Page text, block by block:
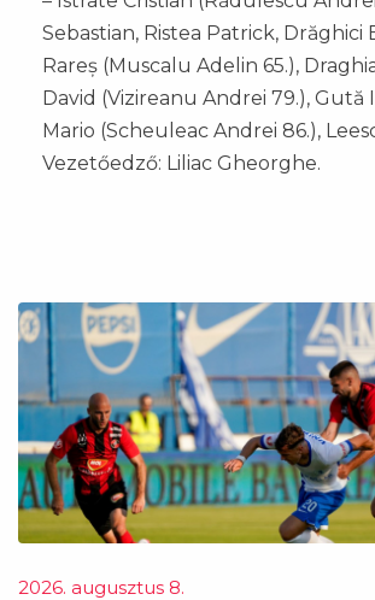
Sebastian, Ristea Patrick, Drăghici
Rareș (Muscalu Adelin 65.),
David (Vizireanu Andrei 79.), Gută
Mario (Scheuleac Andrei 86.),
Vezetőedző: Liliac Gheorghe.
2026. augusztus 8.